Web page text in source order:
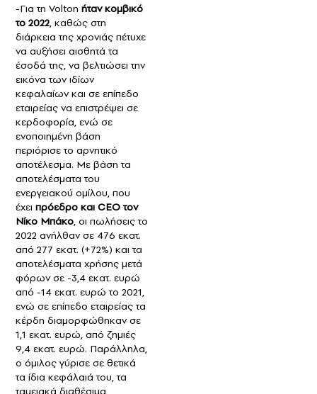
-Για τη Volton ήταν κομβικό
το 2022, καθώς στη
διάρκεια της χρονιάς πέτυχε
να αυξήσει αισθητά τα
έσοδά της, να βελτιώσει την
εικόνα των ιδίων
κεφαλαίων και σε επίπεδο
εταιρείας να επιστρέψει σε
κερδοφορία, ενώ σε
ενοποιημένη βάση
περιόρισε το αρνητικό
αποτέλεσμα. Με βάση τα
αποτελέσματα του
ενεργειακού ομίλου, που
έχει πρόεδρο και CEO τον
Νίκο Μπάκο, οι πωλήσεις το
2022 ανήλθαν σε 476 εκατ.
από 277 εκατ. (+72%) και τα
αποτελέσματα χρήσης μετά
φόρων σε -3,4 εκατ. ευρώ
από -14 εκατ. ευρώ το 2021,
ενώ σε επίπεδο εταιρείας τα
κέρδη διαμορφώθηκαν σε
1,1 εκατ. ευρώ, από ζημιές
9,4 εκατ. ευρώ. Παράλληλα,
ο όμιλος γύρισε σε θετικά
τα ίδια κεφάλαιά του, τα
ταμειακά διαθέσιμα